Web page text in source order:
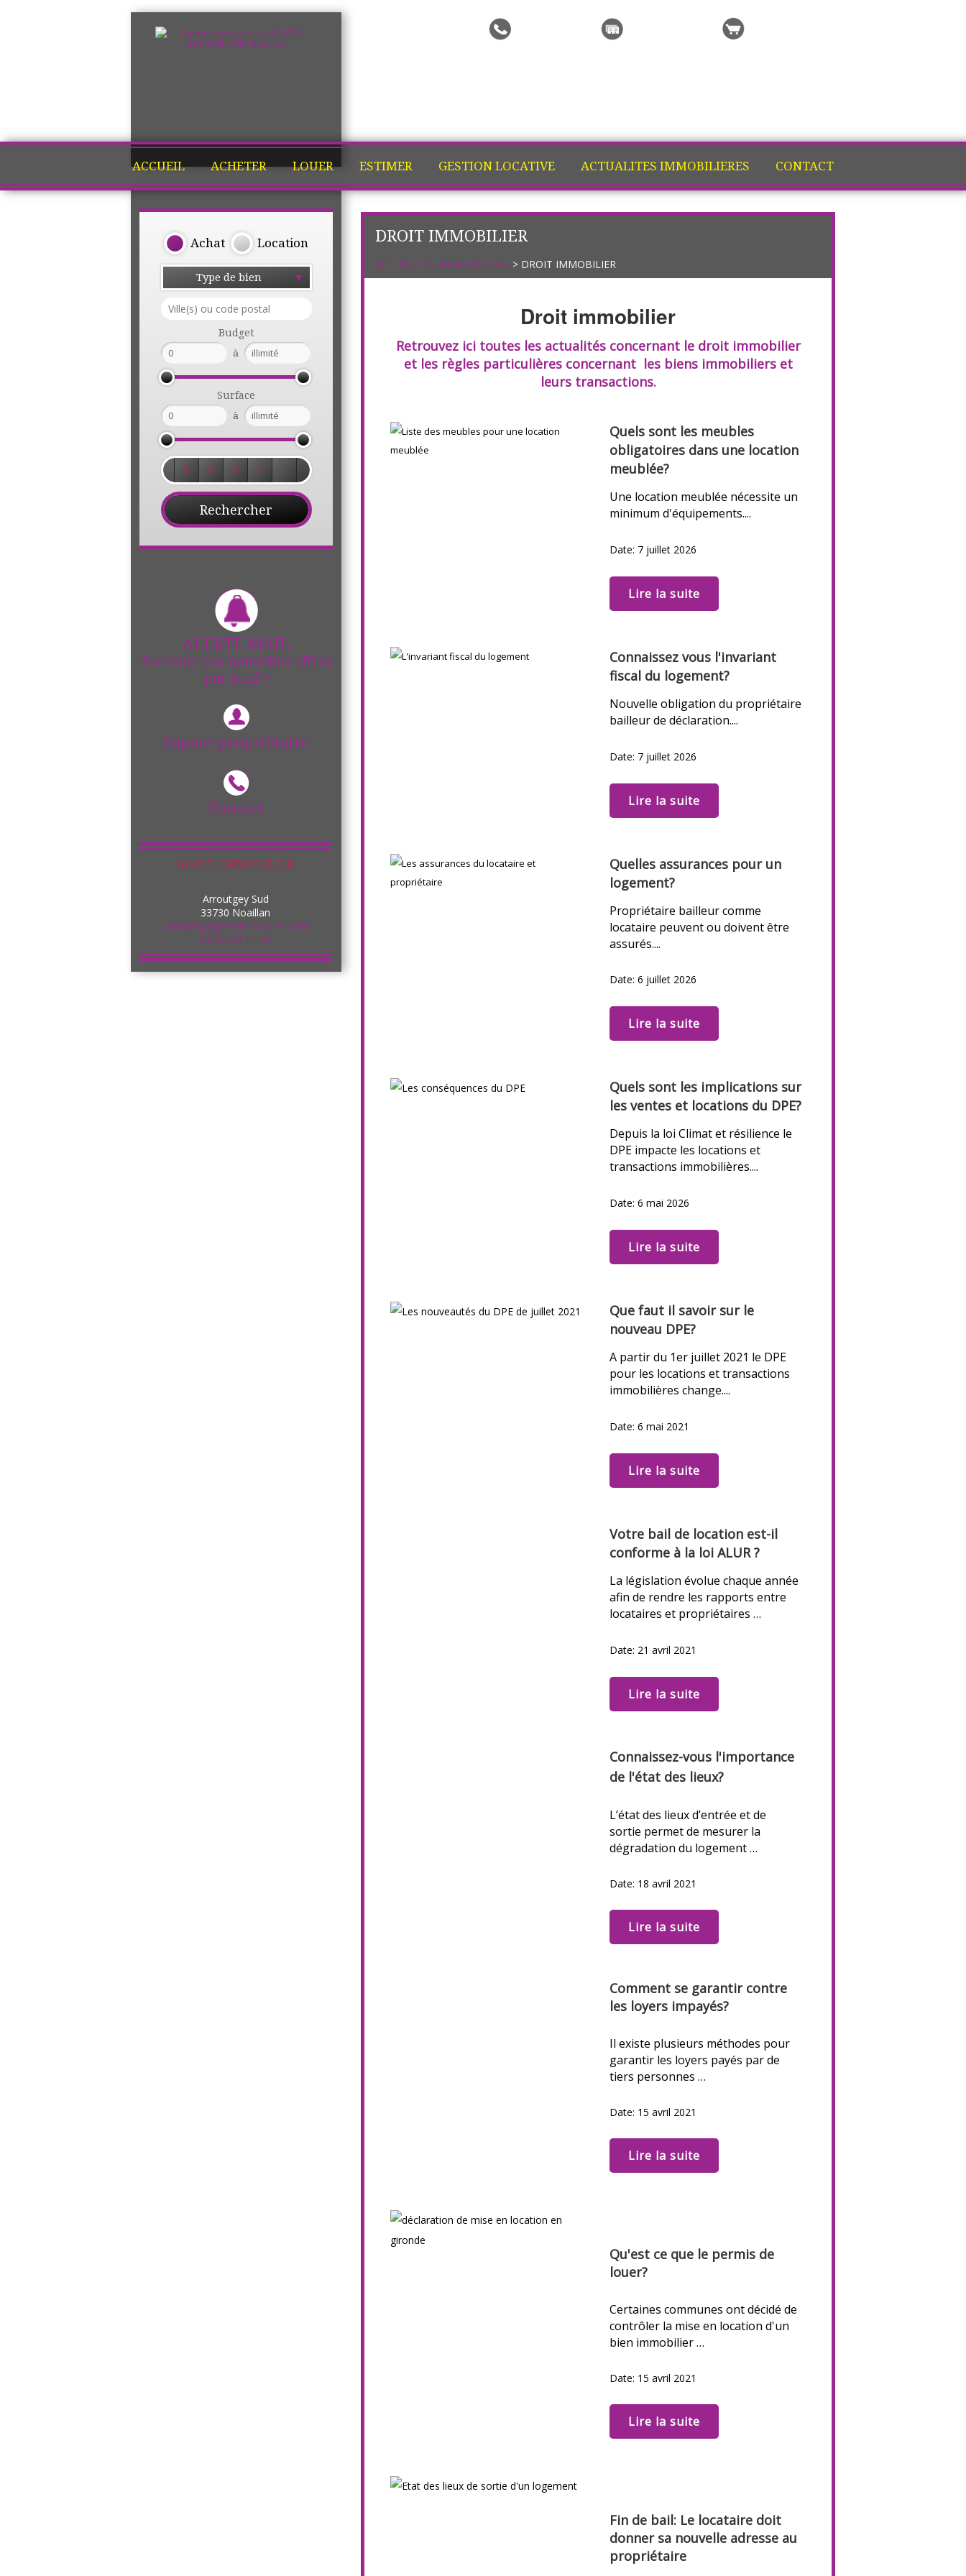
ACCUEIL ACHETER LOUER ESTIMER GESTION LOCATIVE ACTUALITES IMMOBILIERES CONTACT
Achat Location
Type de bien
Budget
à
Surface
à
1 2 3 4 +
ALERTE MAIL
Recevoir nos nouvelles offres
par mail !
Espace propriétaire
Contact
AGATE IMMOBILIER
Arroutgey Sud
33730 Noaillan
contact@agate-immobilier.com
06 83 87 11 76
DROIT IMMOBILIER
ACTUALITES IMMOBILIERES > DROIT IMMOBILIER
Droit immobilier
Retrouvez ici toutes les actualités concernant le droit immobilier
et les règles particulières concernant les biens immobilierset
leurs transactions.
Quels sont les meubles
obligatoires dans une location
meublée?
Une location meublée nécessite un
minimum d'équipements....
Date: 7 juillet 2026
Lire la suite
Connaissez vous l'invariant
fiscal du logement?
Nouvelle obligation du propriétaire
bailleur de déclaration....
Date: 7 juillet 2026
Lire la suite
Quelles assurances pour un
logement?
Propriétaire bailleur comme
locataire peuvent ou doivent être
assurés....
Date: 6 juillet 2026
Lire la suite
Quels sont les implications sur
les ventes et locations du DPE?
Depuis la loi Climat et résilience le
DPE impacte les locations et
transactions immobilières....
Date: 6 mai 2026
Lire la suite
Que faut il savoir sur le
nouveau DPE?
A partir du 1er juillet 2021 le DPE
pour les locations et transactions
immobilières change....
Date: 6 mai 2021
Lire la suite
Votre bail de location est-il
conforme à la loi ALUR ?
La législation évolue chaque année
afin de rendre les rapports entre
locataires et propriétaires …
Date: 21 avril 2021
Lire la suite
Connaissez-vous l'importance
de l'état des lieux?
L’état des lieux d’entrée et de
sortie permet de mesurer la
dégradation du logement …
Date: 18 avril 2021
Lire la suite
Comment se garantir contre
les loyers impayés?
Il existe plusieurs méthodes pour
garantir les loyers payés par de
tiers personnes …
Date: 15 avril 2021
Lire la suite
Qu'est ce que le permis de
louer?
Certaines communes ont décidé de
contrôler la mise en location d'un
bien immobilier …
Date: 15 avril 2021
Lire la suite
Fin de bail: Le locataire doit
donner sa nouvelle adresse au
propriétaire